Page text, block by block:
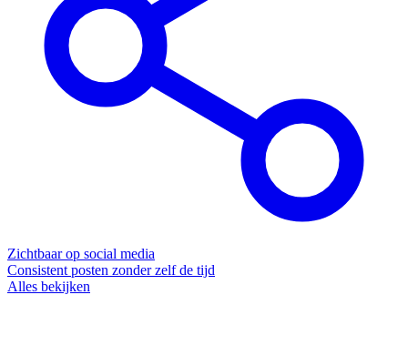
Zichtbaar op social media
Consistent posten zonder zelf de tijd
Alles bekijken